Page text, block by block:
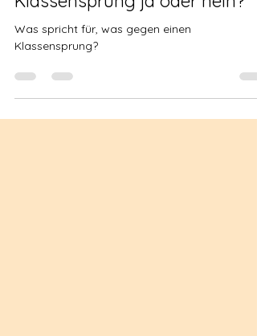
Hochbegabung -
Klassensprung ja oder nein?
Klassensprung?